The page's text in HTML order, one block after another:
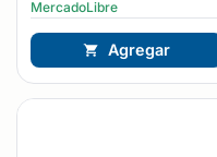
MercadoLibre
Agregar